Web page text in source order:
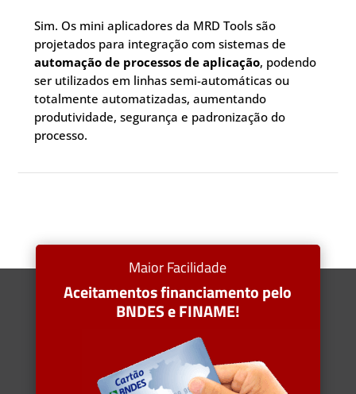
Sim. Os mini aplicadores da MRD Tools são
projetados para integração com sistemas de
automação de processos de aplicação, podendo
ser utilizados em linhas semi-automáticas ou
totalmente automatizadas, aumentando
produtividade, segurança e padronização do
processo.
Maior Facilidade
Aceitamentos financiamento pelo
BNDES e FINAME!